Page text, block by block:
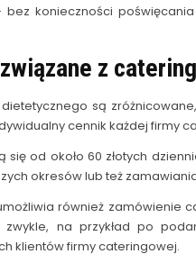
bez konieczności
z
są
cennik każdej firmy
się od około 60 złotych
okresów lub też
również zamówienie
na przykład po
klientów firmy cateringowej.